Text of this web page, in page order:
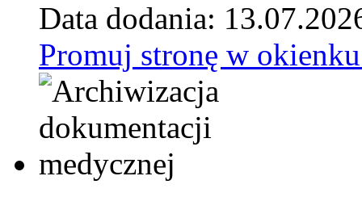
Data dodania:
Promuj stronę w